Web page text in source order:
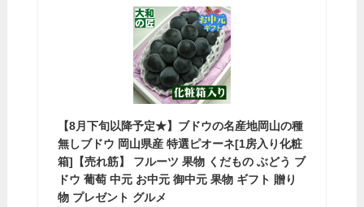
【8月下旬以降予定★】ブドウの名産地岡山の種
無しブドウ 岡山県産 特選ピオーネ[1房入り化粧
箱]【売れ筋】 フルーツ 果物 くだもの ぶどう ブ
ドウ 葡萄 中元 お中元 御中元 果物 ギフト 贈り
物 プレゼント グルメ